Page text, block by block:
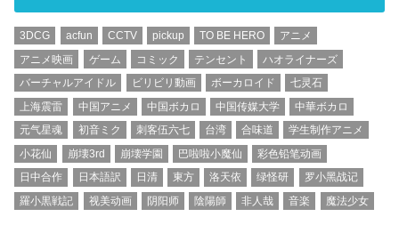
3DCG acfun CCTV pickup TO BE HERO
アニメ
アニメ映画
ゲーム コミック テンセント
ハオライナーズ
バーチャルアイドル
ビリビリ動画 ボーカロイド
七灵石
上海震雷
中国アニメ 中国ボカロ 中国传媒大学
中華ボカロ
元气星魂
初音ミク 刺客伍六七 台湾 合味道
学生制作アニメ
小花仙
崩壊3rd 崩壊学園 巴啦啦小魔仙
彩色铅笔动画
日中合作
日本語訳 日清 東方 洛天依 绿怪研
罗小黑战记
羅小黒戦記
视美动画 阴阳师 陰陽師 非人哉 音楽 魔法少女